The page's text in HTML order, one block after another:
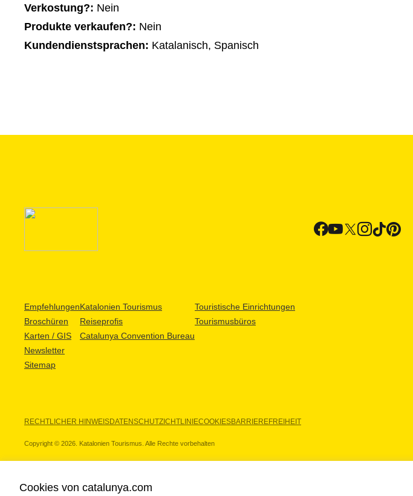
Verkostung?: Nein
Produkte verkaufen?: Nein
Kundendienstsprachen: Katalanisch, Spanisch
Empfehlungen
Broschüren
Karten / GIS
Newsletter
Sitemap
Katalonien Tourismus
Reiseprofis
Catalunya Convention Bureau
Touristische Einrichtungen
Tourismusbüros
RECHTLICHER HINWEISDATENSCHUTZICHTLINIECOOKIESBARRIEREFREIHEIT
Copyright © 2026. Katalonien Tourismus. Alle Rechte vorbehalten
Cookies von catalunya.com